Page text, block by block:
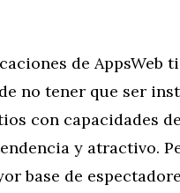
de AppsWeb
no tener que ser
con capacidades
y atractivo.
base de